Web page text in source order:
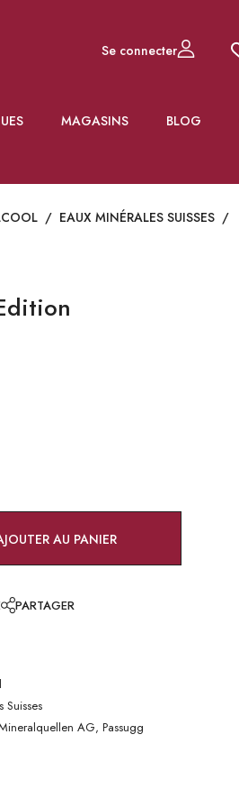
Se connecter
MAGASINS BLOG
/ EAUX MINÉRALES SUISSES /
AU PANIER
PARTAGER
Suisses
AG, Passugg